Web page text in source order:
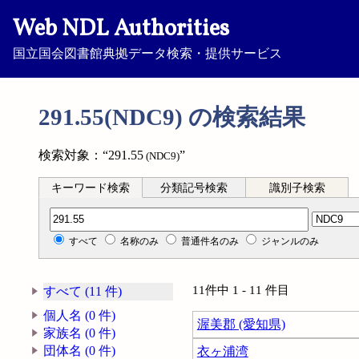
Web NDL Authorities
国立国会図書館典拠データ検索・提供サービス
291.55(NDC9) の検索結果
検索対象：“291.55 (NDC9)”
キーワード検索 分類記号検索 識別子検索
分類記号検索
すべて 名称のみ 普通件名のみ ジャンルのみ
すべて (11 件)
個人名 (0 件)
家族名 (0 件)
団体名 (0 件)
11件中 1 - 11 件目
渥美郡 (愛知県)
衣ヶ浦湾